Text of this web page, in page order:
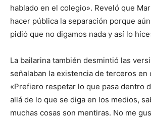
hablado en el colegio». Reveló que
hacer pública la separación porque
pidió que no digamos nada y así lo
La bailarina también desmintió las
señalaban la existencia de terceros en
«Prefiero respetar lo que pasa dentro
allá de lo que se diga en los medios,
muchas cosas son mentiras. No me